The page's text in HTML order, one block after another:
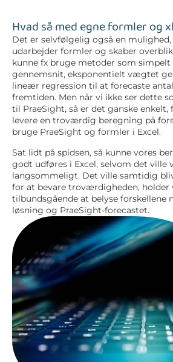
Hvad så med egne formler og
Det er selvfølgelig også en
udarbejder formler og skaber
kunne fx bruge metoder som
gennemsnit, eksponentielt vægtet
lineær regression til at forecaste
fremtiden. Men når vi ikke ser dette
til PraeSight, så er det ganske enkelt,
levere en troværdig beregning på
bruge PraeSight og formler i Excel.
Sat lidt på spidsen, så kunne vores
godt udføres i Excel, selvom det ville
langsommeligt. Det ville samtidig
for at bevare troværdigheden, holder
tilbundsgående at belyse forskellene
løsning og PraeSight-forecastet.